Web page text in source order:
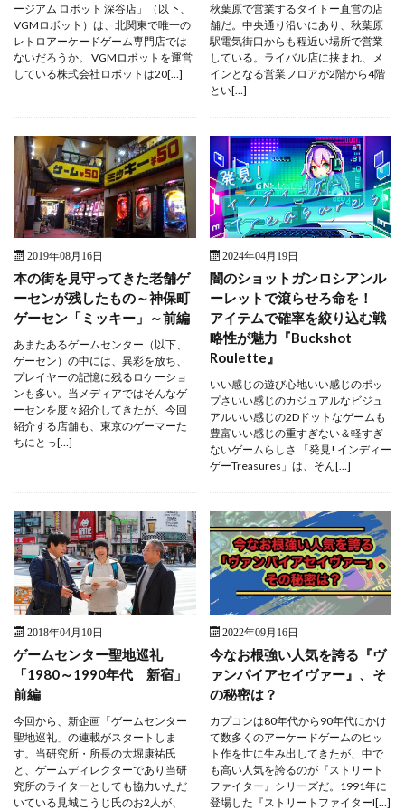
ージアム ロボット 深谷店」（以下、
VGMロボット）は、北関東で唯一の
レトロアーケードゲーム専門店では
ないだろうか。 VGMロボットを運営
している株式会社ロボットは20[…]
秋葉原で営業するタイトー直営の店
舗だ。中央通り沿いにあり、秋葉原
駅電気街口からも程近い場所で営業
している。ライバル店に挟まれ、メ
インとなる営業フロアが2階から4階
とい[…]
2019年08月16日
本の街を見守ってきた老舗ゲ
ーセンが残したもの～神保町
ゲーセン「ミッキー」～前編
あまたあるゲームセンター（以下、
ゲーセン）の中には、異彩を放ち、
プレイヤーの記憶に残るロケーショ
ンも多い。当メディアではそんなゲ
ーセンを度々紹介してきたが、今回
紹介する店舗も、東京のゲーマーた
ちにとっ[…]
2024年04月19日
闇のショットガンロシアンル
ーレットで滾らせろ命を！
アイテムで確率を絞り込む戦
略性が魅力『Buckshot
Roulette』
いい感じの遊び心地いい感じのポッ
プさいい感じのカジュアルなビジュ
アルいい感じの2Dドットなゲームも
豊富いい感じの重すぎない＆軽すぎ
ないゲームらしさ 「発見! インディー
ゲーTreasures」は、そん[…]
2018年04月10日
ゲームセンター聖地巡礼
「1980～1990年代 新宿」
前編
今回から、新企画「ゲームセンター
聖地巡礼」の連載がスタートしま
す。当研究所・所長の大堀康祐氏
と、ゲームディレクターであり当研
究所のライターとしても協力いただ
いている見城こうじ氏のお2人が、
2022年09月16日
今なお根強い人気を誇る『ヴ
ァンパイアセイヴァー』、そ
の秘密は？
カプコンは80年代から90年代にかけ
て数多くのアーケードゲームのヒッ
ト作を世に生み出してきたが、中で
も高い人気を誇るのが『ストリート
ファイター』シリーズだ。1991年に
登場した『ストリートファイターI[…]